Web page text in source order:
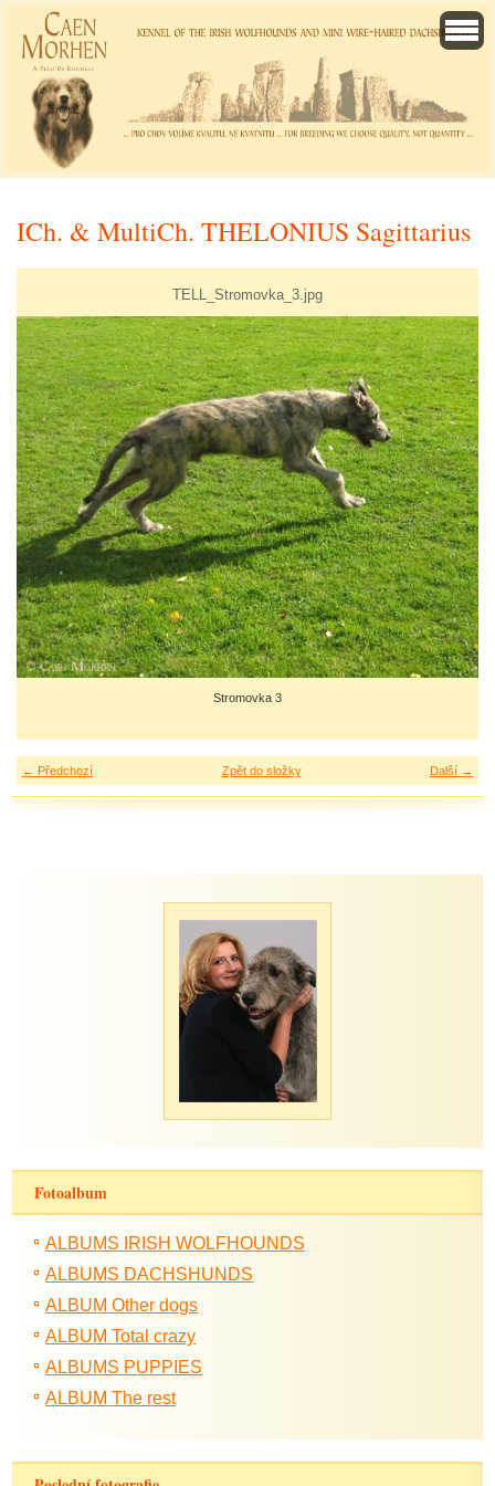
ICh. & MultiCh. THELONIUS Sagittarius
TELL_Stromovka_3.jpg
Stromovka 3
← Předchozí Další →
Zpět do složky
Fotoalbum
ALBUMS IRISH WOLFHOUNDS
ALBUMS DACHSHUNDS
ALBUM Other dogs
ALBUM Total crazy
ALBUMS PUPPIES
ALBUM The rest